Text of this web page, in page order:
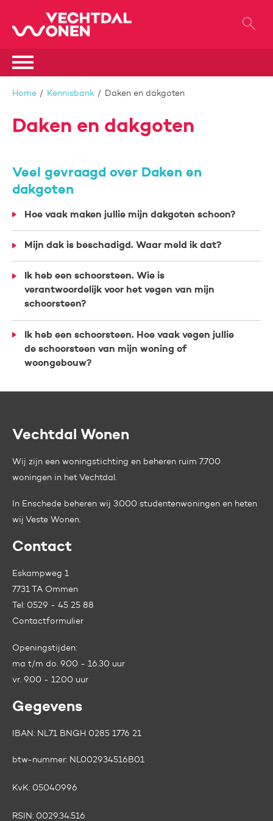
Naar hoofdinhoud
Naar hoofdnavigatiemenu
Naar zoeken
Naar de homepage
Ga naar Hoofd
Home Kennisbank Daken en dakgoten
Daken en dakgoten
Veel gevraagd over Daken en
dakgoten
Hoe vaak maken jullie mijn dakgoten schoon?
Mijn dak is beschadigd. Waar meld ik dat?
Ik heb een schoorsteen. Wie is
verantwoordelijk voor het vegen van mijn
schoorsteen?
de schoorsteen van mijn woning of
woongebouw?
Contactinformatie
Vechtdal Wonen
Wij zijn een woningstichting en beheren ruim 7.700
woningen in het Vechtdal.
In Enschede beheren wij 3.000 studentenwoningen en heten
wij Veste Wonen.
Contact
Eskampweg 1
7731 TA Ommen
Tel: 0529 - 45 25 88
Contactformulier
Openingstijden:
ma t/m do. 9.00 - 16.30 uur
vr. 9.00 - 12.00 uur
Gegevens
IBAN: NL71 BNGH 0285 1776 21
btw-nummer: NL002934516B01
KvK: 05040996
RSIN: 0029.34.516